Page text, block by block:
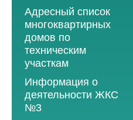
Адресный список
многоквартирных
домов по
техническим
участкам
Информация о
деятельности ЖКС
№3